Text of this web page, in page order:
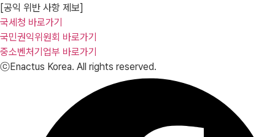
[공익 위반 사항 제보]
국세청 바로가기
국민권익위원회 바로가기
중소벤처기업부 바로가기
ⓒEnactus Korea. All rights reserved.